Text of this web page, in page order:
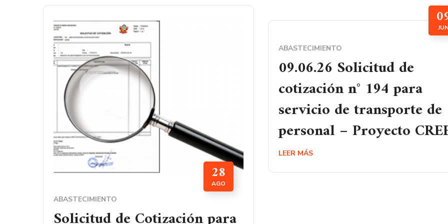
28
AGO
ABASTECIMIENTO
JUN
ABASTECIMIENTO
09.06.26 Solicitud de
cotización n° 194 para
servicio de transporte de
personal – Proyecto
LEER MÁS